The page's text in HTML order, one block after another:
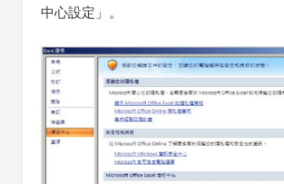
中心設定」。